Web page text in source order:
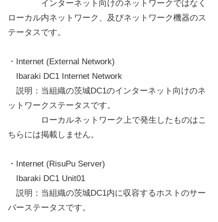
インターネット向けのネットワークではなく
ローカル内ネットワーク、及びネットワーク機器のス
テータスです。
・Internet (External Network)
Ibaraki DC1 Internet Network
説明：当組織の茨城DC1のインターネット向けのネ
ットワークステータスです。
ローカルネットワーク上で発生したものはこ
ちらには掲載しません。
・Internet (RisuPu Server)
Ibaraki DC1 Unit01
説明：当組織の茨城DC1内に収容するホストのサー
バーステータスです。